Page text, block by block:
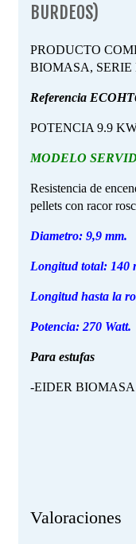
BURDEOS)
PRODUCTO
BIOMASA, SERIE
Referencia
POTENCIA 9.9
MODELO
Resistencia de
pellets con racor
Diametro: 9,9 mm.
Longitud total: 140
Longitud hasta la
Potencia: 270 Watt.
Para estufas
-EIDER BIOMASA
Valoraciones